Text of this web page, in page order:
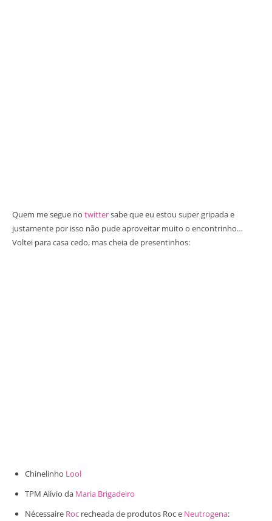
Quem me segue no twittersabe que eu estou super gripada e
justamente por isso não pude aproveitar muito o encontrinho…
Voltei para casa cedo, mas cheia de presentinhos:
Chinelinho Lool
TPM Alívio da Maria Brigadeiro
Nécessaire Roc recheada de produtos Roc e Neutrogena: